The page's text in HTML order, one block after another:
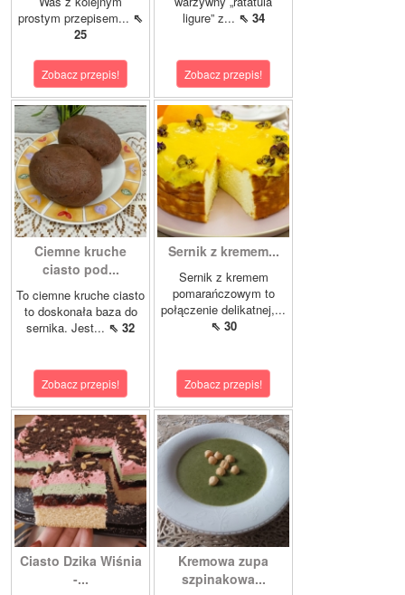
prostym przepisem... ⇖
25
Zobacz przepis!
ligure” z... ⇖ 34
Zobacz przepis!
Ciemne kruche
ciasto pod...
To ciemne kruche ciasto
to doskonała baza do
sernika. Jest... ⇖ 32
Zobacz przepis!
Sernik z kremem...
Sernik z kremem
pomarańczowym to
połączenie delikatnej,...
⇖ 30
Zobacz przepis!
Ciasto Dzika Wiśnia
-...
Kremowa zupa
szpinakowa...